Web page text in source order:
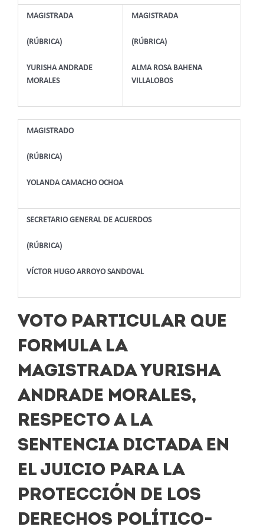
MAGISTRADA
(RÚBRICA)
YURISHA ANDRADE
MORALES
MAGISTRADA
(RÚBRICA)
ALMA ROSA BAHENA
VILLALOBOS
MAGISTRADO
(RÚBRICA)
YOLANDA CAMACHO OCHOA
SECRETARIO GENERAL DE ACUERDOS
(RÚBRICA)
VÍCTOR HUGO ARROYO SANDOVAL
VOTO PARTICULAR QUE
FORMULA LA
MAGISTRADA YURISHA
ANDRADE MORALES,
RESPECTO A LA
SENTENCIA DICTADA EN
EL JUICIO PARA LA
PROTECCIÓN DE LOS
DERECHOS POLÍTICO-